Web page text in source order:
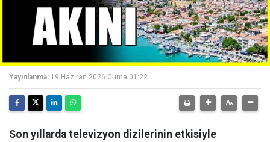
Yayınlanma: 19 Haziran 2026 Cuma 01:22
Son yıllarda televizyon dizilerinin etkisiyle